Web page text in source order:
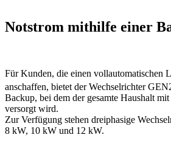
Notstrom mithilfe einer
Für Kunden, die einen vollautomatischen
anschaffen, bietet der Wechselrichter
Backup, bei dem der gesamte Haushalt
versorgt wird.
Zur Verfügung stehen dreiphasige
8 kW, 10 kW und 12 kW.